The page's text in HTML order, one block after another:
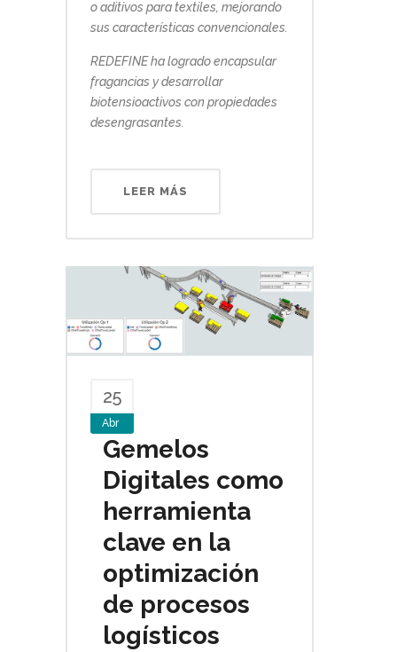
o aditivos para textiles, mejorando
sus características convencionales.
REDEFINE ha logrado encapsular
fragancias y desarrollar
biotensioactivos con propiedades
desengrasantes.
LEER MÁS
25
Abr
Gemelos
Digitales como
herramienta
clave en la
optimización
de procesos
logísticos